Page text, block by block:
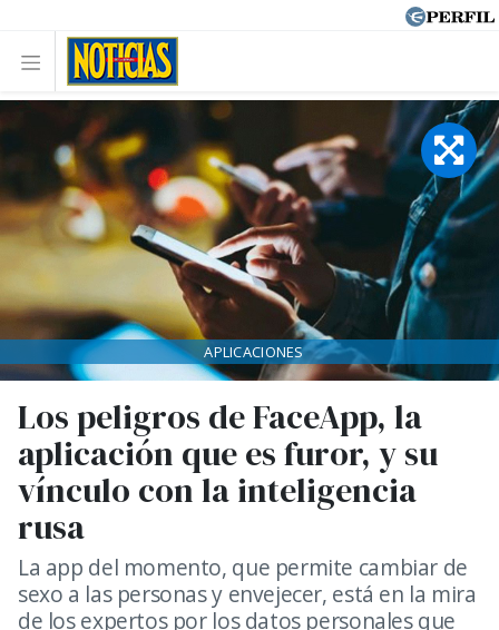
Los peligros de FaceApp, la
aplicación que es furor, y su
vínculo con la inteligencia
rusa
La app del momento, que permite cambiar de
sexo a las personas y envejecer, está en la mira
de los expertos por los datos personales que
APLICACIONES